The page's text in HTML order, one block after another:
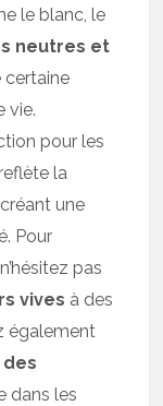
le blanc, le
neutres et
certaine
vie.
pour les
la
une
Pour
n’hésitez pas
vives à des
également
dans les